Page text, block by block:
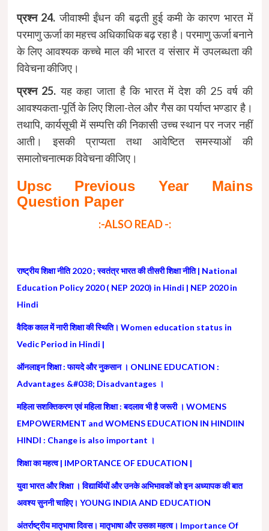
प्रश्न 24.जीवाश्मी ईंधन की बढ़ती हुई कमी के कारण भारत में
परमाणु ऊर्जा का महत्त्व अधिकाधिक बढ़ रहा है। परमाणु ऊर्जा बनाने
के लिए आवश्यक कच्चे माल की भारत व संसार में उपलब्धता की
विवेचना कीजिए।
प्रश्न 25.यह कहा जाता है कि भारत में देश की 25 वर्ष की
आवश्यकता-पूर्ति के लिए शिला-तेल और गैस का पर्याप्त भण्डार है।
तथापि, कार्यसूची में सम्पत्ति की निकासी उच्च स्थान पर नजर नहीं
आती। इसकी प्राप्यता तथा आवेष्टित समस्याओं की
समालोचनात्मक विवेचना कीजिए।
Upsc Previous Year Mains
Question Paper
:-ALSO READ -:
राष्ट्रीय शिक्षा नीति 2020 ; स्वतंत्र भारत की तीसरी शिक्षा नीति | National
Education Policy 2020 ( NEP 2020) in Hindi | NEP 2020 in
Hindi
वैदिक काल में नारी शिक्षा की स्थिति। Women education status in
Vedic Period in Hindi |
ऑनलाइन शिक्षा : फायदे और नुकसान । ONLINE EDUCATION :
Advantages &#038; Disadvantages ।
महिला सशक्तिकरण एवं महिला शिक्षा : बदलाव भी है जरूरी । WOMENS
EMPOWERMENT and WOMENS EDUCATION IN HINDIIN
HINDI : Change is also important ।
शिक्षा का महत्व | IMPORTANCE OF EDUCATION |
युवा भारत और शिक्षा । विद्यार्थियों और उनके अभिभावकों को इन अध्यापक की बात
अवश्य सुननी चाहिए। YOUNG INDIA AND EDUCATION
अंतर्राष्ट्रीय मातृभाषा दिवस। मातृभाषा और उसका महत्व। Importance Of